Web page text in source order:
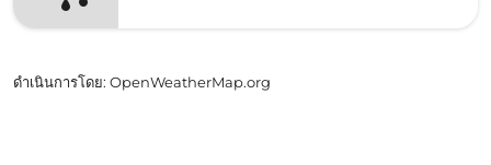
ดำเนินการโดย: OpenWeatherMap.org